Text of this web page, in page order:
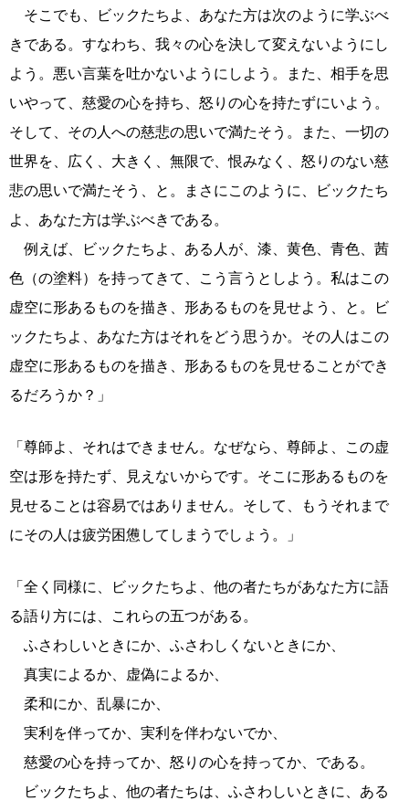
そこでも、ビックたちよ、あなた方は次のように学ぶべ
きである。すなわち、我々の心を決して変えないようにし
よう。悪い言葉を吐かないようにしよう。また、相手を思
いやって、慈愛の心を持ち、怒りの心を持たずにいよう。
そして、その人への慈悲の思いで満たそう。また、一切の
世界を、広く、大きく、無限で、恨みなく、怒りのない慈
悲の思いで満たそう、と。まさにこのように、ビックたち
よ、あなた方は学ぶべきである。
例えば、ビックたちよ、ある人が、漆、黄色、青色、茜
色（の塗料）を持ってきて、こう言うとしよう。私はこの
虚空に形あるものを描き、形あるものを見せよう、と。ビ
ックたちよ、あなた方はそれをどう思うか。その人はこの
虚空に形あるものを描き、形あるものを見せることができ
るだろうか？」
「尊師よ、それはできません。なぜなら、尊師よ、この虚
空は形を持たず、見えないからです。そこに形あるものを
見せることは容易ではありません。そして、もうそれまで
にその人は疲労困憊してしまうでしょう。」
「全く同様に、ビックたちよ、他の者たちがあなた方に語
る語り方には、これらの五つがある。
ふさわしいときにか、ふさわしくないときにか、
真実によるか、虚偽によるか、
柔和にか、乱暴にか、
実利を伴ってか、実利を伴わないでか、
慈愛の心を持ってか、怒りの心を持ってか、である。
ビックたちよ、他の者たちは、ふさわしいときに、ある